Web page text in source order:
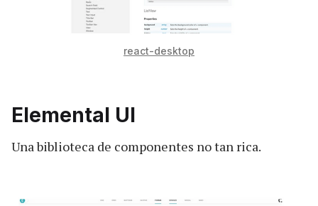
react-desktop
Elemental UI
Una biblioteca de componentes no tan rica.